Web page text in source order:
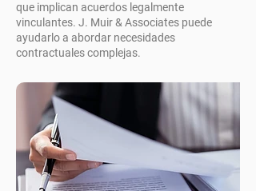
que implican acuerdos legalmente
vinculantes. J. Muir & Associates puede
ayudarlo a abordar necesidades
contractuales complejas.